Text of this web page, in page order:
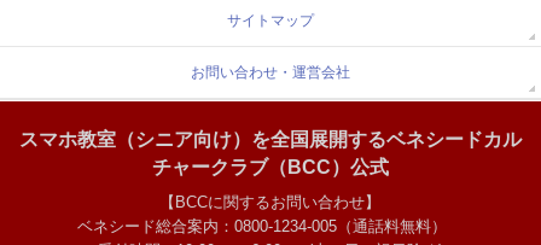
サイトマップ
お問い合わせ・運営会社
スマホ教室（シニア向け）を全国展開するベネシードカル
チャークラブ（BCC）公式
【BCCに関するお問い合わせ】
ベネシード総合案内：0800-1234-005（通話料無料）